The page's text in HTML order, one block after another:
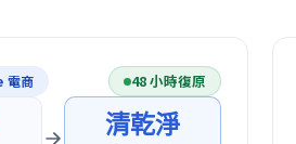
電商 48 小時復原
清乾淨